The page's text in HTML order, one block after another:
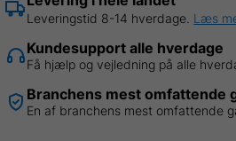
Leveringstid 8-14 hverdage. Læs
Kundesupport alle hverdage
Få hjælp og vejledning på alle
Branchens mest omfattende
En af branchens mest omfattende